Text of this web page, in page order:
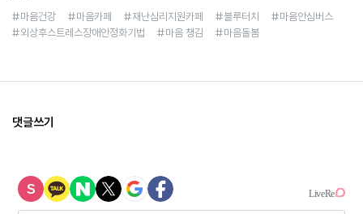
#마음건강 #마음카페 #재난심리지원카페 #블루터치
#마음안심버스
#외상후스트레스장애안정화기법
#마음 챙김 #마음돌봄
댓글쓰기